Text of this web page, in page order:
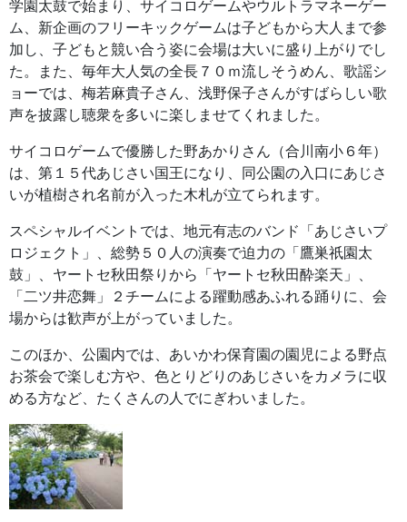
学園太鼓で始まり、サイコロゲームやウルトラマネーゲー
ム、新企画のフリーキックゲームは子どもから大人まで参
加し、子どもと競い合う姿に会場は大いに盛り上がりでし
た。また、毎年大人気の全長７０ｍ流しそうめん、歌謡シ
ョーでは、梅若麻貴子さん、浅野保子さんがすばらしい歌
声を披露し聴衆を多いに楽しませてくれました。
サイコロゲームで優勝した野あかりさん（合川南小６年）
は、第１５代あじさい国王になり、同公園の入口にあじさ
いが植樹され名前が入った木札が立てられます。
スペシャルイベントでは、地元有志のバンド「あじさいプ
ロジェクト」、総勢５０人の演奏で迫力の「鷹巣祇園太
鼓」、ヤートセ秋田祭りから「ヤートセ秋田酔楽天」、
「二ツ井恋舞」２チームによる躍動感あふれる踊りに、会
場からは歓声が上がっていました。
このほか、公園内では、あいかわ保育園の園児による野点
お茶会で楽しむ方や、色とりどりのあじさいをカメラに収
める方など、たくさんの人でにぎわいました。